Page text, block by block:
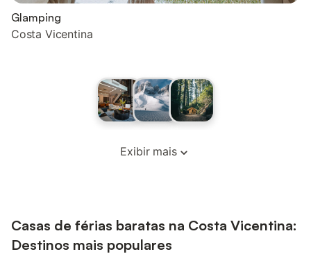
Glamping
Costa Vicentina
Exibir mais
Casas de férias baratas na Costa Vicentina:
Destinos mais populares